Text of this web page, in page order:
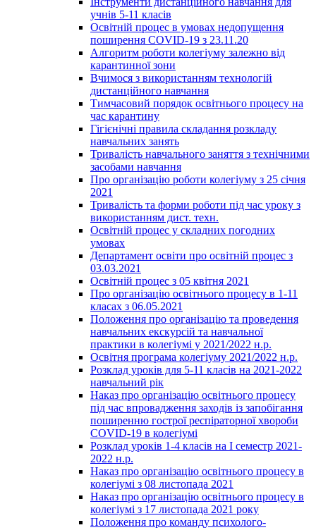
учнів 5-11 класів
Освітній процес в умовах недопущення
поширення COVID-19 з 23.11.20
Алгоритм роботи колегіуму залежно від
карантинної зони
Вчимося з використанням технологій
дистанційного навчання
Тимчасовий порядок освітнього процесу на
час карантину
Гігієнічні правила складання розкладу
навчальних занять
Тривалість навчального заняття з технічними
засобами навчання
Про організацію роботи колегіуму з 25 січня
2021
Тривалість та форми роботи під час уроку з
використанням дист. техн.
Освітній процес у складних погодних
умовах
Департамент освіти про освітній процес з
03.03.2021
Освітній процес з 05 квітня 2021
Про організацію освітнього процесу в 1-11
класах з 06.05.2021
Положення про організацію та проведення
навчальних екскурсій та навчальної
практики в колегіумі у 2021/2022 н.р.
Освітня програма колегіуму 2021/2022 н.р.
Розклад уроків для 5-11 класів на 2021-2022
навчальний рік
Наказ про організацію освітнього процесу
під час впровадження заходів із запобігання
поширенню гострої респіраторної хвороби
COVID-19 в колегіумі
Розклад уроків 1-4 класів на І семестр 2021-
2022 н.р.
Наказ про організацію освітнього процесу в
колегіумі з 08 листопада 2021
Наказ про організацію освітнього процесу в
колегіумі з 17 листопада 2021 року
Положення про команду психолого-